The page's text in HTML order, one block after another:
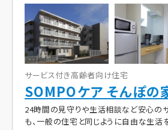
サービス付き高齢者向け住宅
SOMPOケア そんぽの
24時間の見守りや生活相談など安心の
も、一般の住宅と同じように自由な生活